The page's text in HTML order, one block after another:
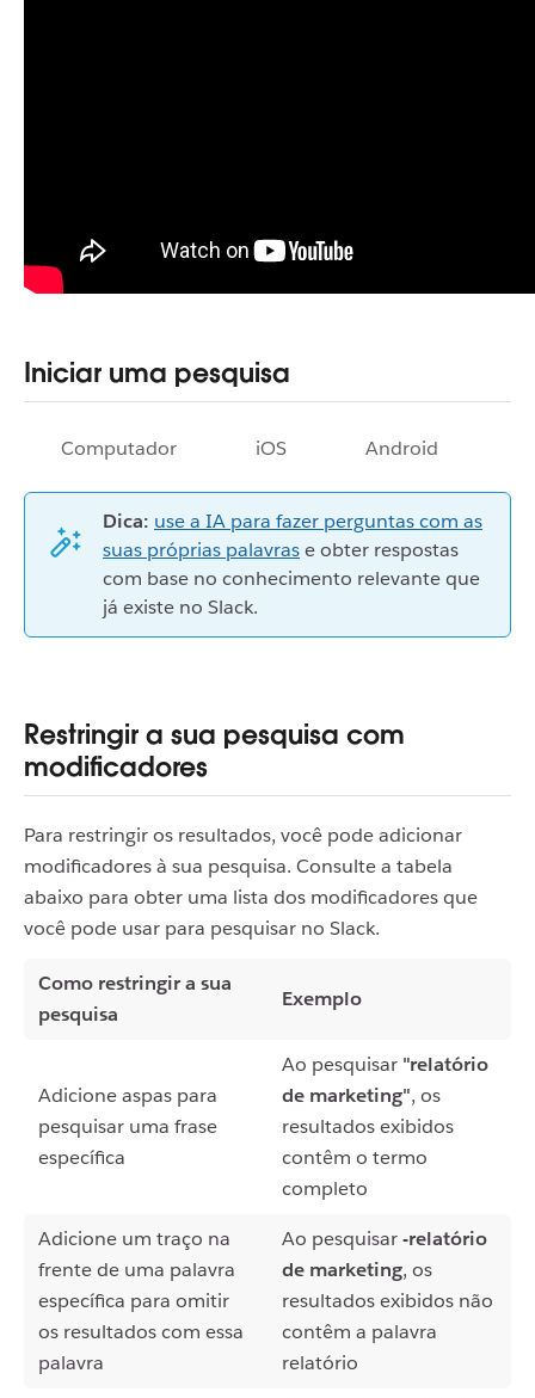
Iniciar uma pesquisa
Computador iOS Android
Dica: use a IA para fazer perguntas com as
suas próprias palavrase obter respostas
com base no conhecimento relevante que
já existe no Slack.
Restringir a sua pesquisa com
modificadores
Para restringir os resultados, você pode adicionar
modificadores à sua pesquisa. Consulte a tabela
abaixo para obter uma lista dos modificadores que
você pode usar para pesquisar no Slack.
Como restringir a sua
pesquisa
Exemplo
Adicione aspas para
pesquisar uma frase
específica
Ao pesquisar "relatório
de marketing", os
resultados exibidos
contêm o termo
completo
Adicione um traço na
frente de uma palavra
específica para omitir
os resultados com essa
palavra
Ao pesquisar-relatório
de marketing, os
resultados exibidos não
contêm a palavra
relatório